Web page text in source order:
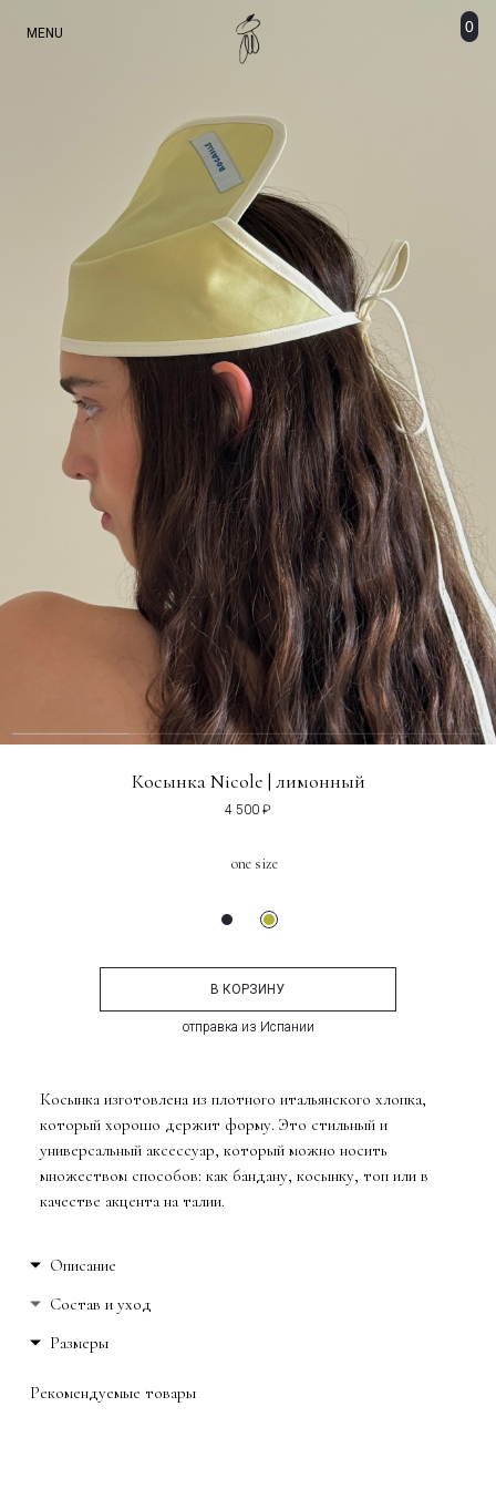
0
MENU
Косынка Nicole | лимонный
4 500 ₽
one size
В КОРЗИНУ
отправка из Испании
Косынка изготовлена из плотного итальянского хлопка,
который хорошо держит форму. Это стильный и
универсальный аксессуар, который можно носить
множеством способов: как бандану, косынку, топ или в
качестве акцента на талии.
Описание
По периметру изделие оформлено контрастной тесьмой,
Сделано в Испании.
Состав и уход
Хлопок
Гладить при низкой температуре
Размеры
Ширина 22 см
Рекомендуемые товары